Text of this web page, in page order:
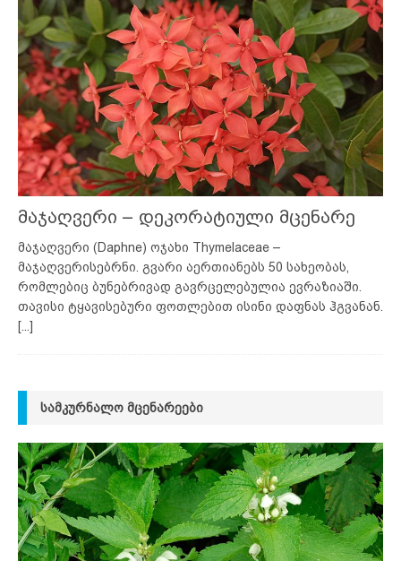
მაჯაღვერი – დეკორატიული მცენარე
მაჯაღვერი (Daphne) ოჯახი Thymelaceae –
მაჯაღვერისებრნი. გვარი აერთიანებს 50 სახეობას,
რომლებიც ბუნებრივად გავრცელებულია ევრაზიაში.
თავისი ტყავისებური ფოთლებით ისინი დაფნას ჰგვანან.
[...]
ᲡᲐᲛᲙᲣᲠᲜᲐᲚᲝ ᲛᲪᲔᲜᲐᲠᲔᲔᲑᲘ